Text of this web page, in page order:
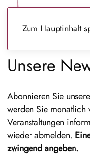
Zum Hauptinhalt
Unsere
Abonnieren Sie
werden Sie monatlich
Veranstaltungen
wieder abmelden.
zwingend angeben.